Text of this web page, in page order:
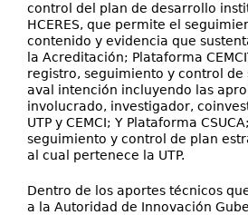
control del plan de desarrollo
HCERES, que permite el
contenido y evidencia que
la Acreditación; Plataforma
registro, seguimiento y control de
aval intención incluyendo las
involucrado, investigador,
UTP y CEMCI; Y Plataforma
seguimiento y control de plan
al cual pertenece la UTP.
Dentro de los aportes técnicos
a la Autoridad de Innovación